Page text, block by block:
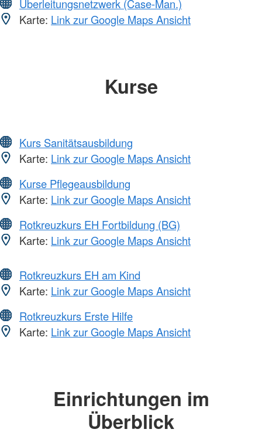
Überleitungsnetzwerk (Case-Man.)
Karte: Link zur Google Maps Ansicht
Kurse
Kurs Sanitätsausbildung
Karte: Link zur Google Maps Ansicht
Kurse Pflegeausbildung
Karte: Link zur Google Maps Ansicht
Rotkreuzkurs EH Fortbildung (BG)
Karte: Link zur Google Maps Ansicht
Rotkreuzkurs EH am Kind
Karte: Link zur Google Maps Ansicht
Rotkreuzkurs Erste Hilfe
Karte: Link zur Google Maps Ansicht
Einrichtungen im
Überblick